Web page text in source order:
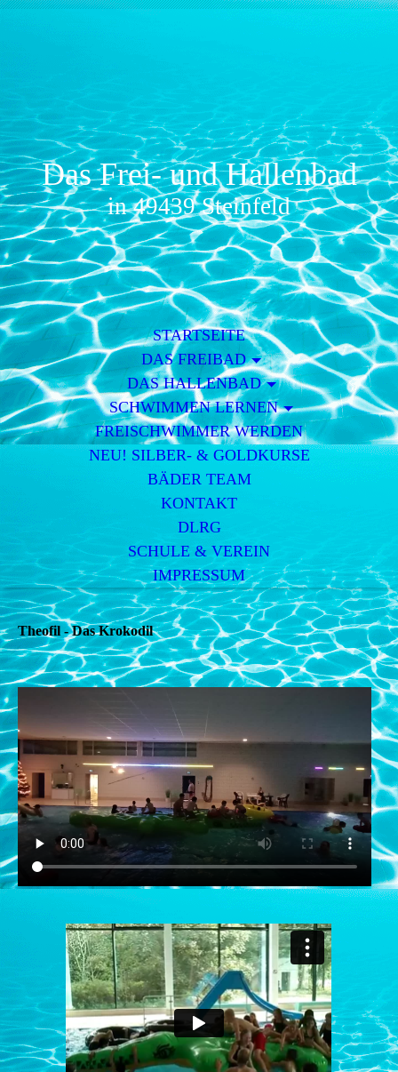
Das Frei- und Hallenbad
in 49439 Steinfeld
STARTSEITE
DAS FREIBAD
DAS HALLENBAD
SCHWIMMEN LERNEN
FREISCHWIMMER WERDEN
NEU! SILBER- & GOLDKURSE
BÄDER TEAM
KONTAKT
DLRG
SCHULE & VEREIN
IMPRESSUM
Theofil - Das Krokodil